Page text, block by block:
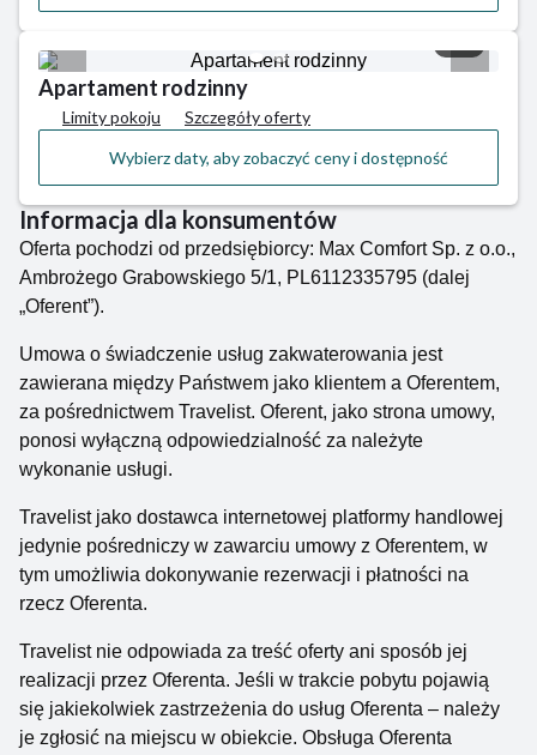
Apartament rodzinny
Limity pokoju
Szczegóły oferty
Wybierz daty, aby zobaczyć ceny i dostępność
Informacja dla konsumentów
Oferta pochodzi od przedsiębiorcy: Max Comfort Sp. z o.o.,
Ambrożego Grabowskiego 5/1, PL6112335795 (dalej
„Oferent”).
Umowa o świadczenie usług zakwaterowania jest
zawierana między Państwem jako klientem a Oferentem,
za pośrednictwem Travelist. Oferent, jako strona umowy,
ponosi wyłączną odpowiedzialność za należyte
wykonanie usługi.
Travelist jako dostawca internetowej platformy handlowej
jedynie pośredniczy w zawarciu umowy z Oferentem, w
tym umożliwia dokonywanie rezerwacji i płatności na
rzecz Oferenta.
Travelist nie odpowiada za treść oferty ani sposób jej
realizacji przez Oferenta. Jeśli w trakcie pobytu pojawią
się jakiekolwiek zastrzeżenia do usług Oferenta – należy
je zgłosić na miejscu w obiekcie. Obsługa Oferenta